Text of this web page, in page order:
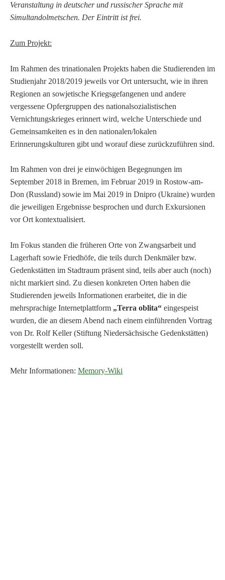
Veranstaltung in deutscher und russischer Sprache mit
Simultandolmetschen. Der Eintritt ist frei.
Zum Projekt:
Im Rahmen des trinationalen Projekts haben die Studierenden im
Studienjahr 2018/2019 jeweils vor Ort untersucht, wie in ihren
Regionen an sowjetische Kriegsgefangenen und andere
vergessene Opfergruppen des nationalsozialistischen
Vernichtungskrieges erinnert wird, welche Unterschiede und
Gemeinsamkeiten es in den nationalen/lokalen
Erinnerungskulturen gibt und worauf diese zurückzuführen sind.
Im Rahmen von drei je einwöchigen Begegnungen im
September 2018 in Bremen, im Februar 2019 in Rostow-am-
Don (Russland) sowie im Mai 2019 in Dnipro (Ukraine) wurden
die jeweiligen Ergebnisse besprochen und durch Exkursionen
vor Ort kontextualisiert.
Im Fokus standen die früheren Orte von Zwangsarbeit und
Lagerhaft sowie Friedhöfe, die teils durch Denkmäler bzw.
Gedenkstätten im Stadtraum präsent sind, teils aber auch (noch)
nicht markiert sind. Zu diesen konkreten Orten haben die
Studierenden jeweils Informationen erarbeitet, die in die
mehrsprachige Internetplattform „Terra oblita“ eingespeist
wurden, die an diesem Abend nach einem einführenden Vortrag
von Dr. Rolf Keller (Stiftung Niedersächsische Gedenkstätten)
vorgestellt werden soll.
Mehr Informationen: Memory-Wiki